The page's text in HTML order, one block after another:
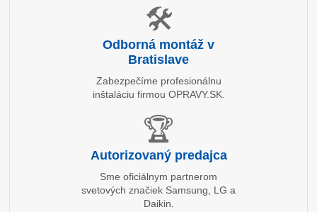
🛠️
Odborná montáž v
Bratislave
Zabezpečíme profesionálnu
inštaláciu firmou OPRAVY.SK.
🏆
Autorizovaný predajca
Sme oficiálnym partnerom
svetových značiek Samsung, LG a
Daikin.